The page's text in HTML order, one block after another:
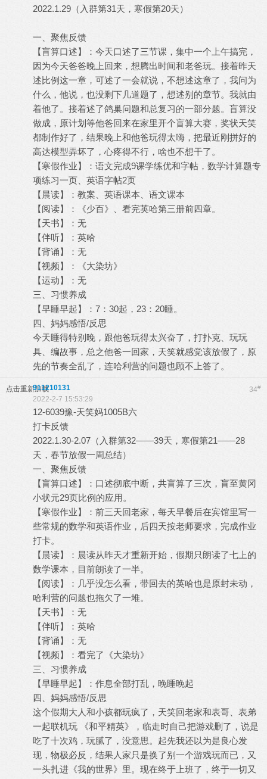
2022.1.29（入群第31天，寒假第20天）
一、聚焦反馈
【盲算口述】：今天口述了三节课，集中一个上午搞完，
因为今天爸爸晚上回来，想腾出时间和老爸玩。接着昨天
述比例这一章，可述了一会就说，不想述这章了，我问为
什么，他说，也没剩下几道题了，想述别的章节。我就由
着他了。接着述了鸽巢问题和总复习的一部分题。盲算没
做成，原计划等他爸回来在家里开个盲算大赛，奖状天笑
都制作好了，结果晚上和他爸玩得太嗨，把最近刚拼好的
高达模型弄坏了，心疼得不行，啥也不想干了。
【寒假作业】：语文完成9课学练优和字帖，数学计算题专
项练习一页、英语字帖2页
【晨读】：教案、英语课本、语文课本
【阅读】：《少百》、看完英哈第三册前四章。
【天书】：无
【伴听】：英哈
【背诵】：无
【视频】：《大染坊》
【运动】：无
三、习惯养成
【早睡早起】：7：30起，23：20睡。
四、妈妈感悟/反思
今天睡得特别晚，跟他爸玩得太兴奋了，打扑克、玩玩
具、编故事，总之他爸一回家，天笑就感觉该放假了，原
先的节奏全乱了，连哈利营的问题也顾不上答了。
点击重新加载 34#
911210131
2022-2-7 15:53:29
12-6039豫-天笑妈1005B六
打卡反馈
2022.1.30-2.07（入群第32——39天，寒假第21——28
天，春节放假一周总结）
一、聚焦反馈
【盲算口述】：口述彻底中断，共盲算了三次，盲至黄冈
小状元29页比例的应用。
【寒假作业】：前三天回老家，每天早餐后在宾馆里写一
些常规的数学和英语作业，后四天按老师要求，完成作业
打卡。
【晨读】：晨读从昨天才重新开始，假期只朗读了七上的
数学课本，目前朗读了一半。
【阅读】：几乎没怎么看，带回去的英哈也是原封未动，
哈利营的问题也拖欠了一堆。
【天书】：无
【伴听】：英哈
【背诵】：无
【视频】：看完了《大染坊》
三、习惯养成
【早睡早起】：作息全部打乱，晚睡晚起
四、妈妈感悟/反思
这个假期大人和小孩都玩疯了，天笑回老家和表哥、表弟
一起联机玩 《和平精英》，临走时自己把游戏删了，说是
吃了十次鸡，玩腻了，没意思。起先我还以为是良心发
现，物极必反，结果人家只是换了别一个游戏玩而已，又
一头扎进《我的世界》里。现在终于上班了，终于一切又